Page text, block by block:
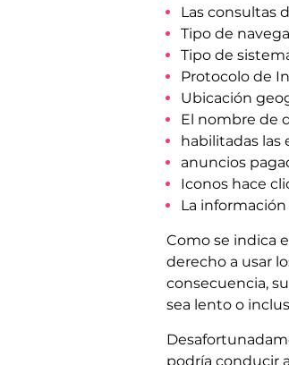
Las consultas
Tipo de
Tipo de
Protocolo de
Ubicación
El nombre de
habilitadas las
anuncios
Iconos hace
La
Como se indica
derecho a usar
consecuencia,
sea lento o
podría conducir